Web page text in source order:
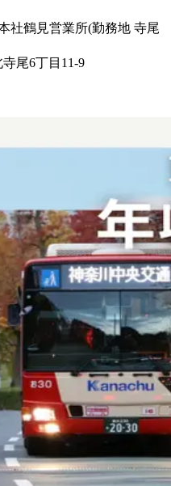
社鶴見営業所(勤務地 寺尾
尾6丁目11-9